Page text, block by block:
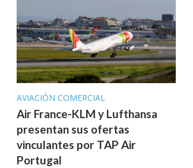
AVIACIÓN COMERCIAL
Air France-KLM y Lufthansa
presentan sus ofertas
vinculantes por TAP Air
Portugal